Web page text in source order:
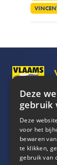
Deze
gebruik
Deze
voor het
bewaren
te klikken,
gebruik van